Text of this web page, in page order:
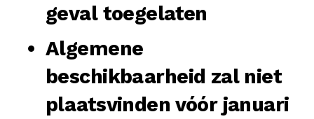
geval toegelaten
Algemene
beschikbaarheid zal niet
plaatsvinden vóór januari